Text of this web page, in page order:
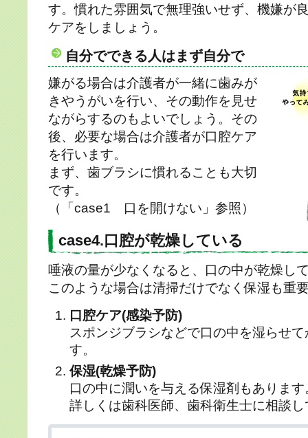
す。慣れた雰囲気で無理強いせず、機嫌が
ケアをしましょう。
自分でできる人はまず自分で
嫌がる場合は介護者が一緒に歯みが
きやうがいを行い、その動作を見せ
ながらするのもよいでしょう。その
後、必要な場合は介護者が口腔ケア
を行います。
まず、歯ブラシに慣れることも大切
です。
（「case1 口を開けない」参照）
case4.口腔が乾燥している
唾液の量が少なくなると、口の中が乾燥し
このような場合は清掃だけでなく保湿も重
口腔ケア(感染予防)
スポンジブラシなどで口の中を湿らせ
す。
保湿(乾燥予防)
口の中に潤いを与える保湿剤もあります
詳しくは歯科医師、歯科衛生士に相談